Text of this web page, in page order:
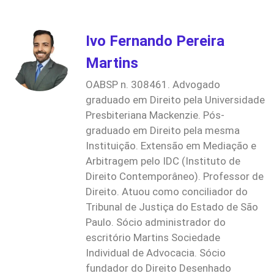
Ivo Fernando Pereira
Martins
OABSP n. 308461. Advogado
graduado em Direito pela Universidade
Presbiteriana Mackenzie. Pós-
graduado em Direito pela mesma
Instituição. Extensão em Mediação e
Arbitragem pelo IDC (Instituto de
Direito Contemporâneo). Professor de
Direito. Atuou como conciliador do
Tribunal de Justiça do Estado de São
Paulo. Sócio administrador do
escritório Martins Sociedade
Individual de Advocacia. Sócio
fundador do Direito Desenhado